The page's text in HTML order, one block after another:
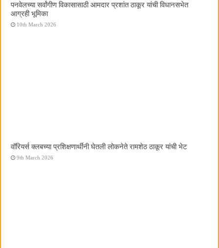
पनवेलच्या सर्वांगीण विकासासाठी आमदार प्रशांत ठाकूर यांची विधानसभेत
आग्रही भूमिका
10th March 2026
वॉरियर्स क्लबच्या प्रशिक्षणार्थींनी घेतली लोकनेते रामशेठ ठाकूर यांची भेट
9th March 2026